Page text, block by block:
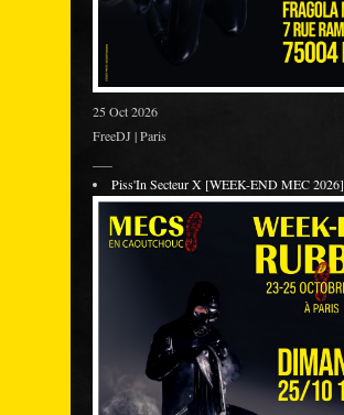
25 Oct 2026
FreeDJ | Paris
Piss'In Secteur X [WEEK-END MEC 2026]